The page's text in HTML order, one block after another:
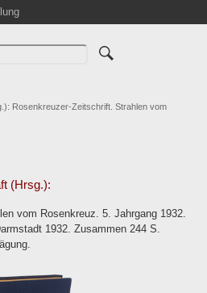
Rosenkreuzer-Zeitschrift. Strahlen vom
(Hrsg.):
vom Rosenkreuz. 5. Jahrgang 1932.
1932. Zusammen 244 S.